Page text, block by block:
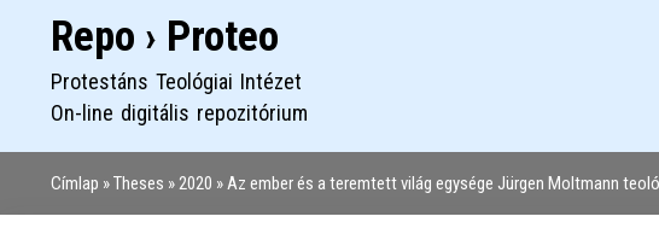
Repo › Proteo
Protestáns Teológiai Intézet
On-line digitális repozitórium
Címlap Theses 2020 Az ember és a teremtett világ egysége Jürgen Moltmann